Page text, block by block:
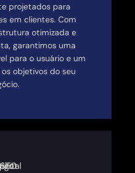
projetados para
em clientes. Com
otimizada e
garantimos uma
para o usuário e um
objetivos do seu